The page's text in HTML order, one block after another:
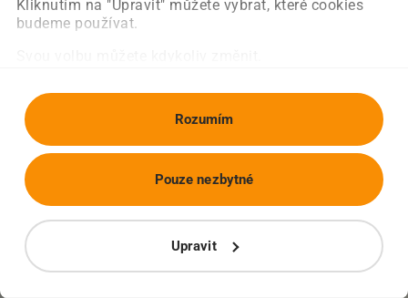
Kliknutím na "Upravit" můžete vybrat, které cookies
budeme používat.
Rozumím
Upravit
Pouze nezbytné